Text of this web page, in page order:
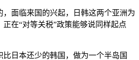
面临来国的兴起，日韩这两个亚洲为
在“对等关税”政策能够说同样起点
日本还少的韩国，做为一个半岛国